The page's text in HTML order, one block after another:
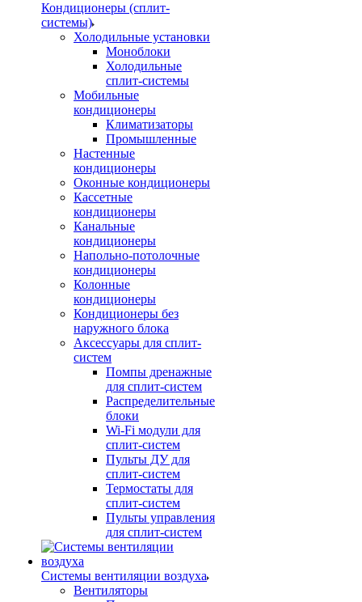
Кондиционеры (сплит-
системы)
Холодильные установки
Моноблоки
Холодильные
сплит-системы
Мобильные
кондиционеры
Климатизаторы
Промышленные
Настенные
кондиционеры
Оконные кондиционеры
Кассетные
кондиционеры
Канальные
кондиционеры
Напольно-потолочные
кондиционеры
Колонные
кондиционеры
Кондиционеры без
наружного блока
Аксессуары для сплит-
систем
Помпы дренажные
для сплит-систем
Распределительные
блоки
Wi-Fi модули для
сплит-систем
Пульты ДУ для
сплит-систем
Термостаты для
сплит-систем
Пульты управления
для сплит-систем
Системы вентиляции воздуха
Вентиляторы